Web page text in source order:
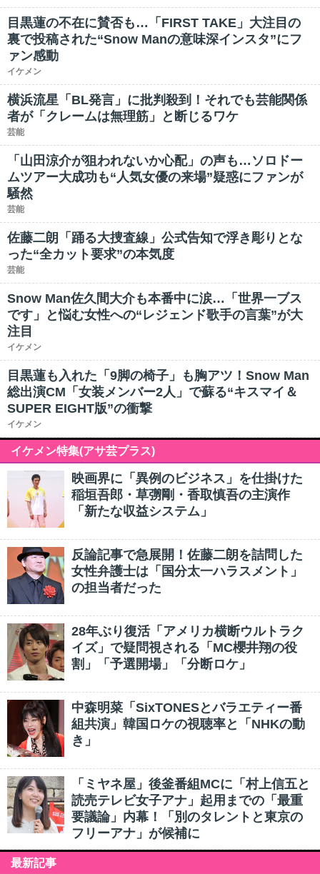
目黒蓮の不在に賛否も…「FIRST TAKE」大注目の
裏で投稿された“Snow Manの意味深インスタ”にフ
ァン感動
イケメン
横浜流星「BL発言」に批判殺到！それでも芸能関係
者が「クレームは無理筋」と断じるワケ
芸能
「山田涼介が狙われないか心配」の声も…ソロドー
ムツアー大成功も“人気女優の来場”疑惑にファンが
騒然
芸能
佐藤二朗「踊る大捜査線」公式告知で浮き彫りとな
った“全カット要求”の本気度
芸能
Snow Man佐久間大介も本番中に涙…「世界一ブス
です」と悩む女性への“レジェンド歌手の言葉”が大
注目
イケメン
目黒蓮も入れた「9脚の椅子」も胸アツ！Snow Man
総出演CM「女装メンバー2人」で蘇る“キスマイ＆
SUPER EIGHT版”の衝撃
イケメン
イケメン特集(アサ芸プラス)
映画界に「異例のビジネス」を仕掛けた
稲垣吾郎・草彅剛・香取慎吾の主演作
「新たな収益システム」
反論記事で急展開！佐藤二朗を詰問した
女性弁護士は「国分太一ハラスメント」
の担当者だった
28年ぶり復活「アメリカ横断ウルトラク
イズ」で疑問視される「MC櫻井翔の役
割」「予選開場」「分断ロケ」
中森明菜「SixTONESとバラエティー番
組共演」韓国ロケの視聴率と「NHKの動
き」
「ミヤネ屋」後釜番組MCに「村上信五と
読売テレビ女子アナ」起用までの「最重
要議論」内幕！「別のタレントと東京の
フリーアナ」が候補に
最新記事